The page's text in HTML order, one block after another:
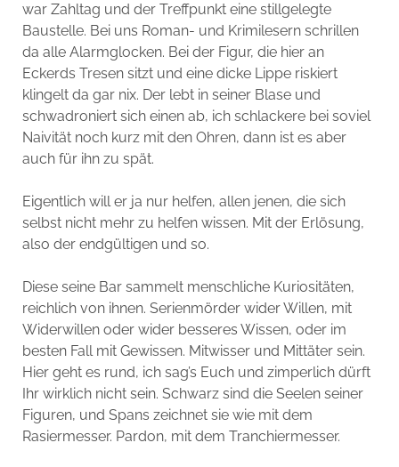
war Zahltag und der Treffpunkt eine stillgelegte
Baustelle. Bei uns Roman- und Krimilesern schrillen
da alle Alarmglocken. Bei der Figur, die hier an
Eckerds Tresen sitzt und eine dicke Lippe riskiert
klingelt da gar nix. Der lebt in seiner Blase und
schwadroniert sich einen ab, ich schlackere bei soviel
Naivität noch kurz mit den Ohren, dann ist es aber
auch für ihn zu spät.
Eigentlich will er ja nur helfen, allen jenen, die sich
selbst nicht mehr zu helfen wissen. Mit der Erlösung,
also der endgültigen und so.
Diese seine Bar sammelt menschliche Kuriositäten,
reichlich von ihnen. Serienmörder wider Willen, mit
Widerwillen oder wider besseres Wissen, oder im
besten Fall mit Gewissen. Mitwisser und Mittäter sein.
Hier geht es rund, ich sag’s Euch und zimperlich dürft
Ihr wirklich nicht sein. Schwarz sind die Seelen seiner
Figuren, und Spans zeichnet sie wie mit dem
Rasiermesser. Pardon, mit dem Tranchiermesser.